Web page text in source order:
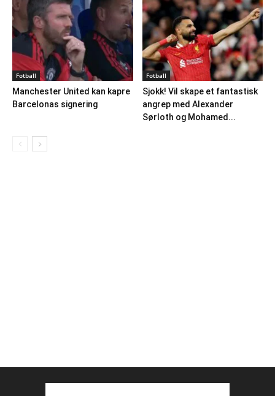
Fotball
Manchester United kan kapre
Barcelonas signering
Fotball
Sjokk! Vil skape et fantastisk
angrep med Alexander
Sørloth og Mohamed...